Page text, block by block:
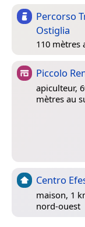
Percorso
Ostiglia
110 mètres
Piccolo
apiculteur,
mètres au
Centro
maison, 1
nord-ouest